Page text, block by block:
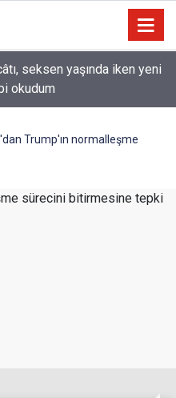
ki, binicisinden daha
Trump'ın normalleşme